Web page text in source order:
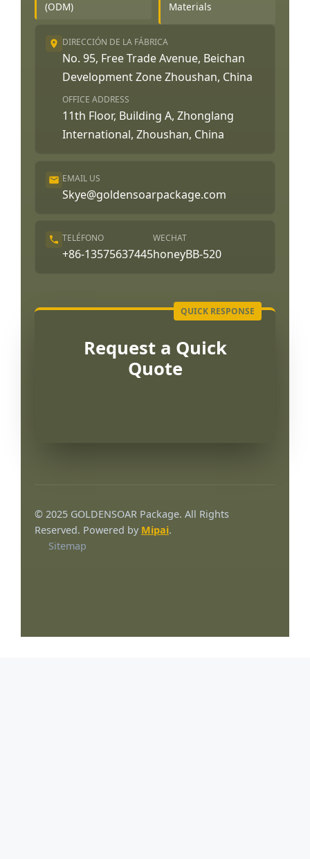
(ODM) Materials
DIRECCIÓN DE LA FÁBRICA
No. 95, Free Trade Avenue, Beichan
Development Zone Zhoushan, China
OFFICE ADDRESS
11th Floor, Building A, Zhonglang
International, Zhoushan, China
EMAIL US
Skye@goldensoarpackage.com
TELÉFONO
+86-13575637445
WECHAT
honeyBB-520
Request a Quick
Quote
© 2025 GOLDENSOAR Package. All Rights
Reserved. Powered by Mipai.
Sitemap